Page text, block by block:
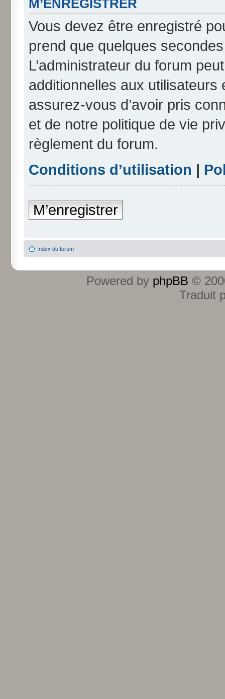
M’ENREGISTRER
Vous devez être enregistré
prend que quelques
L’administrateur du forum
additionnelles aux
assurez-vous d’avoir pris
et de notre politique de vie
règlement du forum.
Conditions d’utilisation |
M’enregistrer
Index du forum
Powered by phpBB ©
Traduit